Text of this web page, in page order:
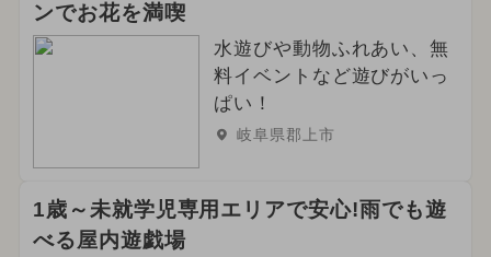
ンでお花を満喫
水遊びや動物ふれあい、無
料イベントなど遊びがいっ
ぱい！
岐阜県郡上市
1歳～未就学児専用エリアで安心!雨でも遊
べる屋内遊戯場